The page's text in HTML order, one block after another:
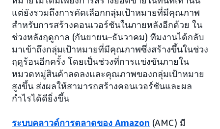
แต่ยังรวมถึงการคัดเลือกกลุ่มเป้าหมายที่มีคุณภาพ
สำหรับการสร้างคอนเวอร์ชันในภายหลังอีกด้วย ใน
ช่วงหลังฤดูกาล (กันยายน–ธันวาคม) ทีมงานได้กลับ
มาเข้าถึงกลุ่มเป้าหมายที่มีคุณภาพซึ่งสร้างขึ้นในช่วง
ฤดูร้อนอีกครั้ง โดยเป็นช่วงที่การแข่งขันภายใน
หมวดหมู่สินค้าลดลงและคุณภาพของกลุ่มเป้าหมาย
สูงขึ้น ส่งผลให้สามารถสร้างคอนเวอร์ชันและผล
กำไรได้ดียิ่งขึ้น
ระบบคลาวด์การตลาดของ Amazon (AMC) มี